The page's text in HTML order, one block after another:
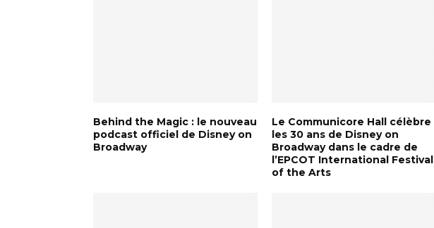
Behind the Magic : le nouveau
podcast officiel de Disney on
Broadway
Le Communicore Hall célèbre
les 30 ans de Disney on
Broadway dans le cadre de
l’EPCOT International Festival
of the Arts